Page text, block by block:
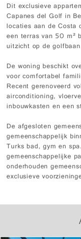
Dit exclusieve
Capanes del Golf in
locaties aan de Costa
een terras van 50 m²
uitzicht op de
De woning beschikt
voor comfortabel
Recent gerenoveerd
airconditioning,
inbouwkasten en een
De afgesloten
gemeenschappelijk
Turks bad, gym en
gemeenschappelijke
onderhouden
exclusieve